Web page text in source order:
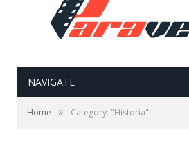
NAVIGATE
Home » Category: "Historia"